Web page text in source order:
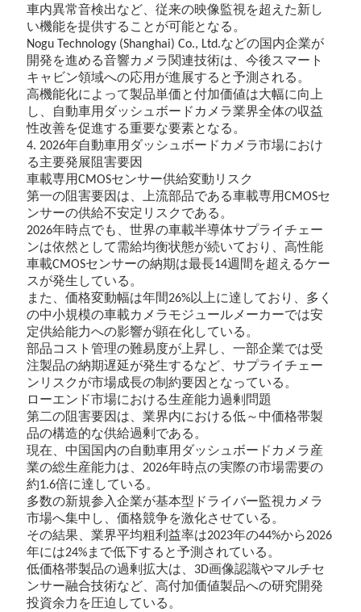
車内異常音検出など、従来の映像監視を超えた新し
い機能を提供することが可能となる。
Nogu Technology (Shanghai) Co., Ltd.などの国内企業が
開発を進める音響カメラ関連技術は、今後スマート
キャビン領域への応用が進展すると予測される。
高機能化によって製品単価と付加価値は大幅に向上
し、自動車用ダッシュボードカメラ業界全体の収益
性改善を促進する重要な要素となる。
4. 2026年自動車用ダッシュボードカメラ市場におけ
る主要発展阻害要因
車載専用CMOSセンサー供給変動リスク
第一の阻害要因は、上流部品である車載専用CMOSセ
ンサーの供給不安定リスクである。
2026年時点でも、世界の車載半導体サプライチェー
ンは依然として需給均衡状態が続いており、高性能
車載CMOSセンサーの納期は最長14週間を超えるケー
スが発生している。
また、価格変動幅は年間26%以上に達しており、多く
の中小規模の車載カメラモジュールメーカーでは安
定供給能力への影響が顕在化している。
部品コスト管理の難易度が上昇し、一部企業では受
注製品の納期遅延が発生するなど、サプライチェー
ンリスクが市場成長の制約要因となっている。
ローエンド市場における生産能力過剰問題
第二の阻害要因は、業界内における低～中価格帯製
品の構造的な供給過剰である。
現在、中国国内の自動車用ダッシュボードカメラ産
業の総生産能力は、 2026年時点の実際の市場需要の
約1.6倍に達している。
多数の新規参入企業が基本型ドライバー監視カメラ
市場へ集中し、価格競争を激化させている。
その結果、業界平均粗利益率は2023年の44%から2026
年には24%まで低下すると予測されている。
低価格帯製品の過剰拡大は、
3D画像認識やマルチセ
ンサー融合技術など、高付加価値製品への研究開発
投資余力を圧迫している。